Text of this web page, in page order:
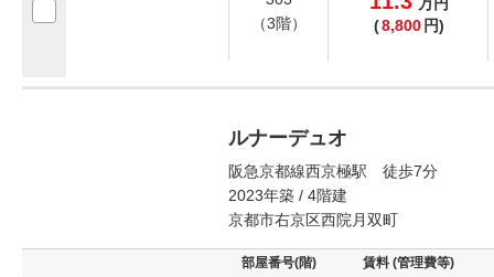
（3階）
(8,800 円)
ルナーデュオ
阪急京都線西京極駅 徒歩7分
2023年築 / 4階建
京都市右京区西院月双町
部屋番号(階) 賃料 (管理費等)